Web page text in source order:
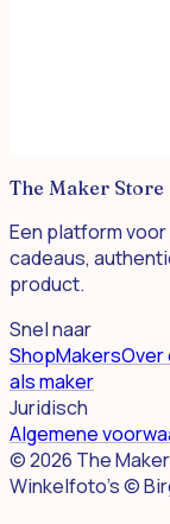
The Maker Store
Een platform
cadeaus,
product.
Snel naar
ShopMakersOver
als maker
Juridisch
Algemene
©2026 The
Winkelfoto's ©